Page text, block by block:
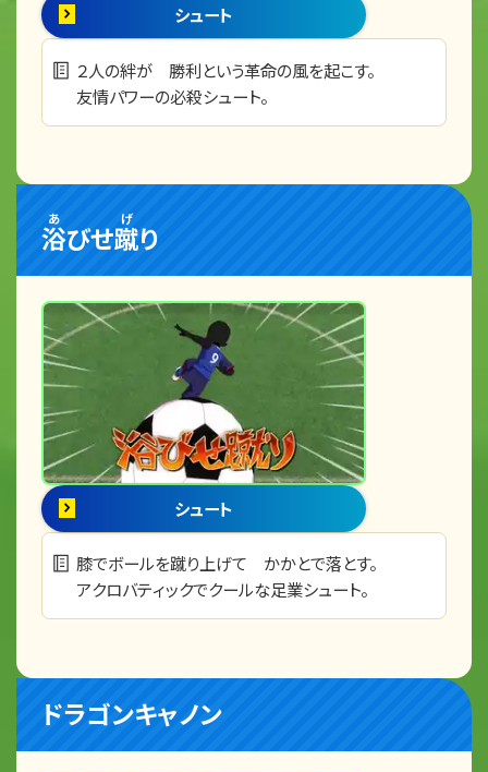
シュート
２人の絆が 勝利という革命の風を起こす。
友情パワーの必殺シュート。
浴
あ
びせ蹴
げ
り
シュート
膝でボールを蹴り上げて かかとで落とす。
アクロバティックでクールな足業シュート。
ドラゴンキャノン